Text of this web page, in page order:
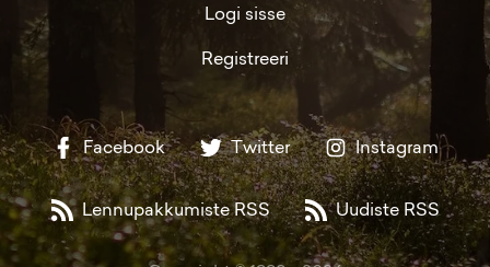
Logi sisse
Registreeri
Facebook Twitter Instagram
Lennupakkumiste RSS Uudiste RSS